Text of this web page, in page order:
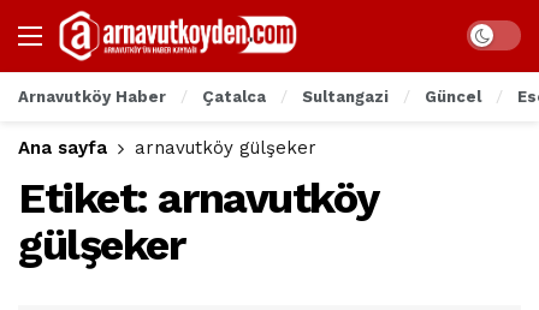
Arnavutköy Haber Çatalca Sultangazi Güncel
Ana sayfa arnavutköy gülşeker
Etiket: arnavutköy
gülşeker